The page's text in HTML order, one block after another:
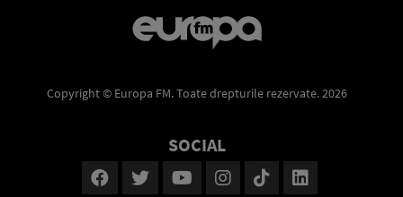
Copyright © Europa FM. Toate drepturile rezervate. 2026
SOCIAL